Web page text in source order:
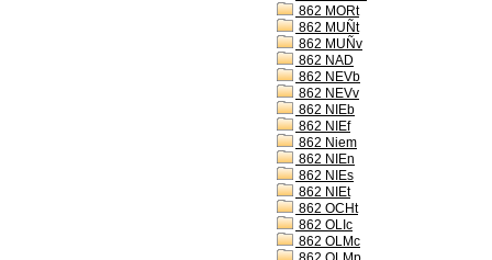
862 MORt
862 MUÑt
862 MUÑv
862 NAD
862 NEVb
862 NEVv
862 NIEb
862 NIEf
862 Niem
862 NIEn
862 NIEs
862 NIEt
862 OCHt
862 OLIc
862 OLMc